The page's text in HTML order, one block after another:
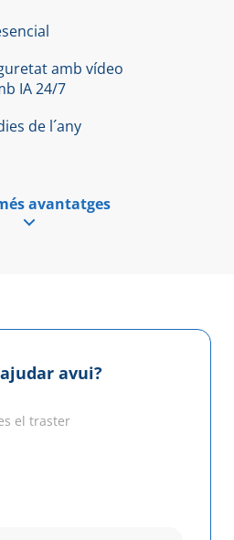
amb vídeo
IA 24/7
de l´any
avantatges
avui?
el traster